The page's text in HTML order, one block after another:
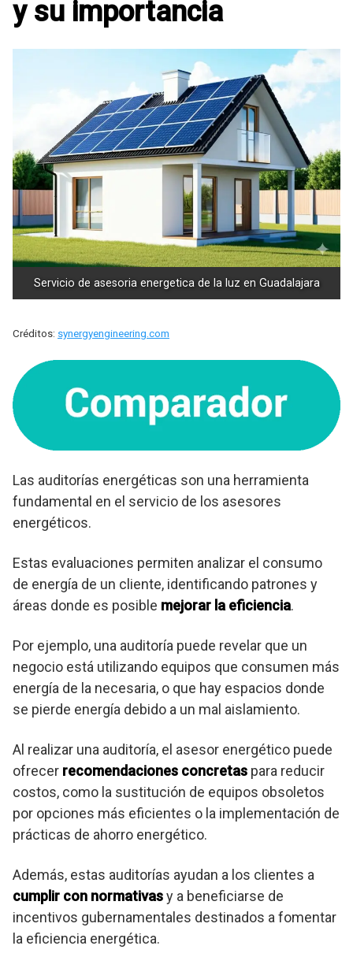
y su importancia
Servicio de asesoria energetica de la luz en Guadalajara
Créditos: synergyengineering.com
Las auditorías energéticas son una herramienta
fundamental en el servicio de los asesores
energéticos.
Estas evaluaciones permiten analizar el consumo
de energía de un cliente, identificando patrones y
áreas donde es posible mejorar la eficiencia.
Por ejemplo, una auditoría puede revelar que un
negocio está utilizando equipos que consumen más
energía de la necesaria, o que hay espacios donde
se pierde energía debido a un mal aislamiento.
Al realizar una auditoría, el asesor energético puede
ofrecer recomendaciones concretas para reducir
costos, como la sustitución de equipos obsoletos
por opciones más eficientes o la implementación de
prácticas de ahorro energético.
Además, estas auditorías ayudan a los clientes a
cumplir con normativasy a beneficiarse de
incentivos gubernamentales destinados a fomentar
la eficiencia energética.